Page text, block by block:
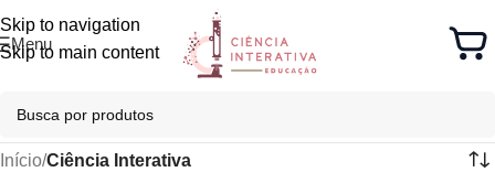
Skip to navigation
Skip to main content
Menu
Início/Ciência Interativa